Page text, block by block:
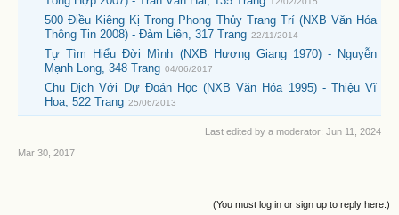
500 Điều Kiêng Kị Trong Phong Thủy Trang Trí (NXB Văn Hóa
Thông Tin 2008) - Đàm Liên, 317 Trang 22/11/2014
Tự Tìm Hiểu Đời Mình (NXB Hương Giang 1970) - Nguyễn
Mạnh Long, 348 Trang 04/06/2017
Chu Dịch Với Dự Đoán Học (NXB Văn Hóa 1995) - Thiệu Vĩ
Hoa, 522 Trang 25/06/2013
Last edited by a moderator: Jun 11, 2024
Mar 30, 2017
(You must log in or sign up to reply here.)